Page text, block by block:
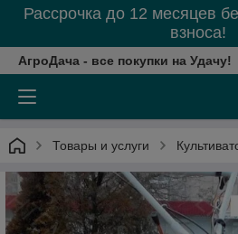
Рассрочка до 12 месяцев
взноса!
АгроДача - все покупки на Удачу!
Товары и услуги